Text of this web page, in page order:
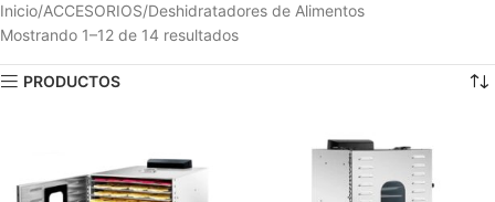
Inicio ACCESORIOS Deshidratadores de Alimentos
Mostrando 1–12 de 14 resultados
PRODUCTOS